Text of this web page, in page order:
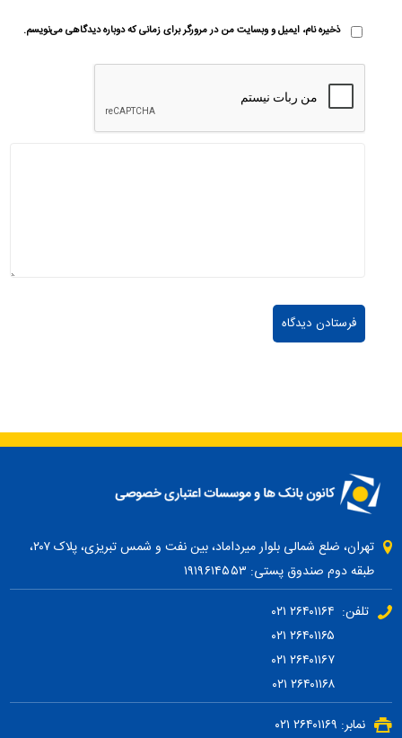
ذخیره نام، ایمیل و وبسایت من در مرورگر برای زمانی که دوباره دیدگاهی می‌نویسم.
تهران، ضلع شمالی بلوار میرداماد، بین نفت و شمس تبریزی، پلاک ۲۰۷،
طبقه دوم صندوق پستی: ۱۹۱۹۶۱۴۵۵۳
تلفن: ۲۶۴۰۱۱۶۴ ۰۲۱
۲۶۴۰۱۱۶۷ ۰۲۱
۲۶۴۰۱۱۶۸ ۰۲۱
نمابر: ۲۶۴۰۱۱۶۹ ۰۲۱